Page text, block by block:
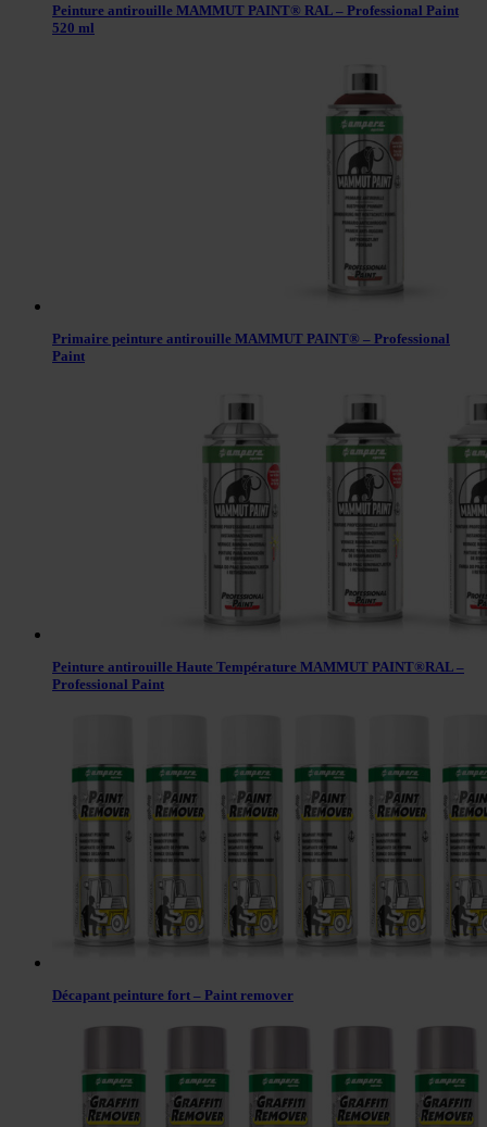
Peinture antirouille MAMMUT PAINT® RAL – Professional Paint
520 ml
Primaire peinture antirouille MAMMUT PAINT® – Professional
Paint
Peinture antirouille Haute Température MAMMUT PAINT®RAL –
Professional Paint
Décapant peinture fort – Paint remover